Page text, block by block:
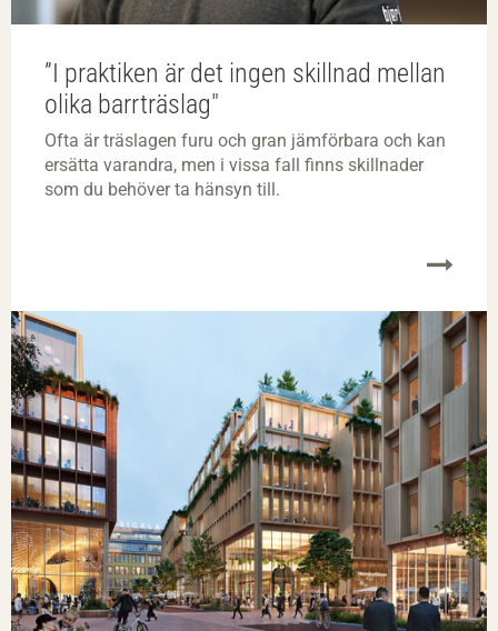
”I praktiken är det ingen skillnad mellan
olika barrträslag"
Ofta är träslagen furu och gran jämförbara och kan
ersätta varandra, men i vissa fall finns skillnader
som du behöver ta hänsyn till.